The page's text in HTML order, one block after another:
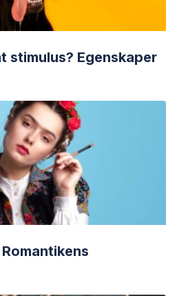
stimulus? Egenskaper